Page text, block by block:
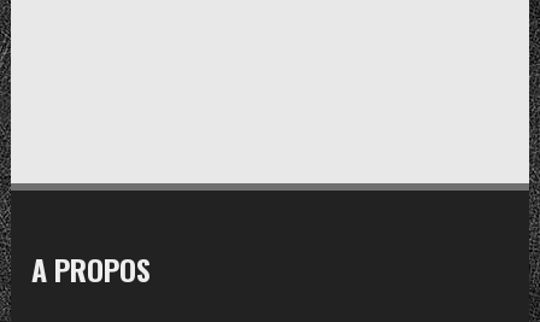
A PROPOS